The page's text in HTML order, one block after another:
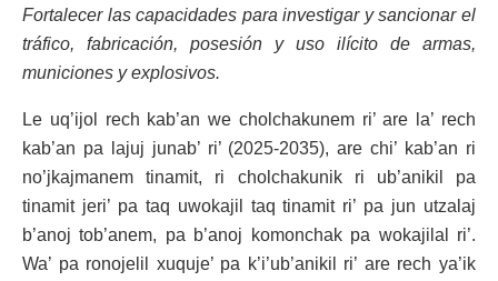
Fortalecer las capacidades para investigar y sancionar el
tráfico, fabricación, posesión y uso ilícito de armas,
municiones y explosivos.
Le uq’ijol rech kab’an we cholchakunem ri’ are la’ rech
kab’an pa lajuj junab’ ri’ (2025-2035), are chi’ kab’an ri
no’jkajmanem tinamit, ri cholchakunik ri ub’anikil pa
tinamit jeri’ pa taq uwokajil taq tinamit ri’ pa jun utzalaj
b’anoj tob’anem, pa b’anoj komonchak pa wokajilal ri’.
Wa’ pa ronojelil xuquje’ pa k’i’ub’anikil ri’ are rech ya’ik